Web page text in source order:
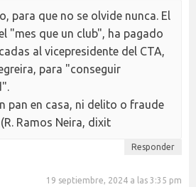
para que no se olvide nunca. El
"mes que un club", ha pagado
al vicepresidente del CTA,
para "conseguir
pan en casa, ni delito o fraude
(R. Ramos Neira, dixit
Responder
19 septiembre, 2024 a las 3:35 pm